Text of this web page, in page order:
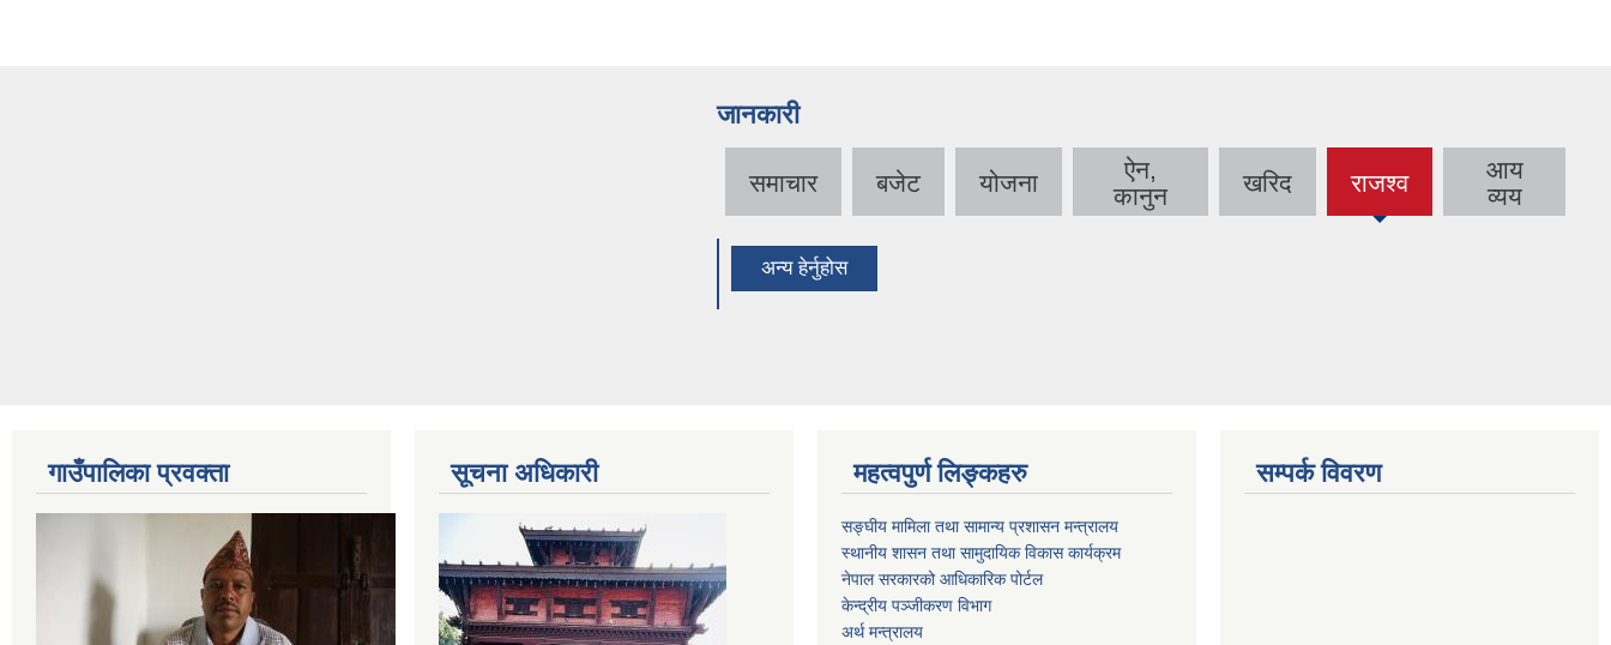
जानकारी
समाचार बजेट योजना
ऐन,
कानुन
खरिद राजश्व
(active
tab)
आय
व्यय
अन्य हेर्नुहोस
गाउँपालिका प्रवक्ता सूचना अधिकारी महत्वपुर्ण लिङ्कहरु
सङ्घीय मामिला तथा सामान्य प्रशासन मन्त्रालय
स्थानीय शासन तथा सामुदायिक विकास कार्यक्रम
नेपाल सरकारको आधिकारिक पोर्टल
केन्द्रीय पञ्जीकरण विभाग
अर्थ मन्त्रालय
सम्पर्क विवरण